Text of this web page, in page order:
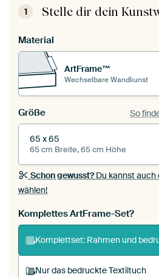
1 Stelle dir dein
Material
ArtFrame™
Wechselbare Wandkunst
Größe So
65 x 65
65 cm Breite, 65 cm Höhe
Schon gewusst?Du kannst auch
wählen!
Komplettes ArtFrame-Set?
Komplettset: Rahmen und
Nur das bedruckte Textiltuch